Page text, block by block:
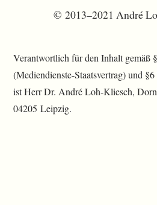
© 2013–2021 André
Verantwortlich für den Inhalt gemäß
(Mediendienste-Staatsvertrag) und
ist Herr Dr. André Loh-Kliesch,
04205 Leipzig.